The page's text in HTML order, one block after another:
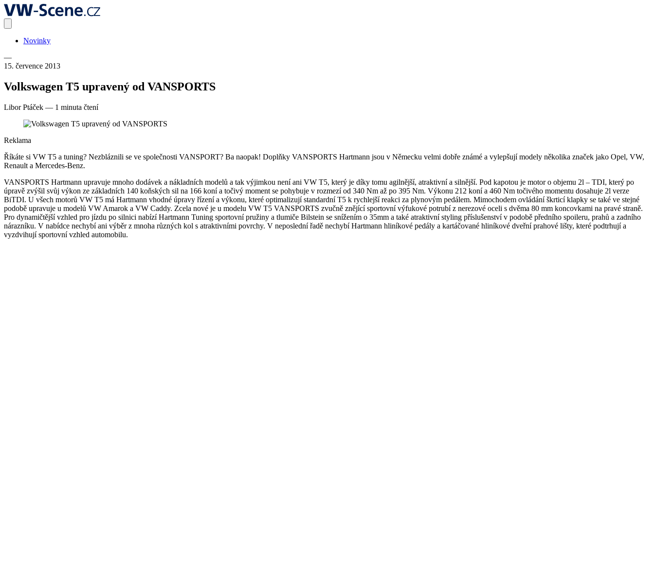
Novinky
—
15. července 2013
Volkswagen T5 upravený od VANSPORTS
Libor Ptáček — 1 minuta čtení
Reklama
Říkáte si VW T5 a tuning? Nezbláznili se ve společnosti VANSPORT? Ba naopak! Doplňky VANSPORTS Hartmann jsou v Německu velmi dobře známé a vylepšují modely několika značek jako Opel, VW,
Renault a Mercedes-Benz.
VANSPORTS Hartmann upravuje mnoho dodávek a nákladních modelů a tak výjimkou není ani VW T5, který je díky tomu agilnější, atraktivní a silnější. Pod kapotou je motor o objemu 2l – TDI, který po
úpravě zvýšil svůj výkon ze základních 140 koňských sil na 166 koní a točivý moment se pohybuje v rozmezí od 340 Nm až po 395 Nm. Výkonu 212 koní a 460 Nm točivého momentu dosahuje 2l verze
BiTDI. U všech motorů VW T5 má Hartmann vhodné úpravy řízení a výkonu, které optimalizují standardní T5 k rychlejší reakci za plynovým pedálem. Mimochodem ovládání škrticí klapky se také ve stejné
podobě upravuje u modelů VW Amarok a VW Caddy. Zcela nové je u modelu VW T5 VANSPORTS zvučně znějící sportovní výfukové potrubí z nerezové oceli s dvěma 80 mm koncovkami na pravé straně.
Pro dynamičtější vzhled pro jízdu po silnici nabízí Hartmann Tuning sportovní pružiny a tlumiče Bilstein se snížením o 35mm a také atraktivní styling příslušenství v podobě předního spoileru, prahů a zadního
nárazníku. V nabídce nechybí ani výběr z mnoha různých kol s atraktivními povrchy. V neposlední řadě nechybí Hartmann hliníkové pedály a kartáčované hliníkové dveřní prahové lišty, které podtrhují a
vyzdvihují sportovní vzhled automobilu.